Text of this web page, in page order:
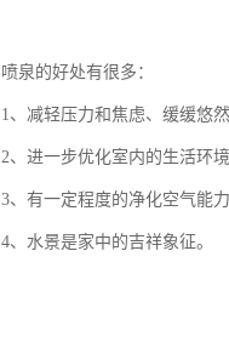
喷泉的好处有很多：
1、减轻压力和焦虑、缓缓悠
2、进一步优化室内的生活环
3、有一定程度的净化空气能力
4、水景是家中的吉祥象征。